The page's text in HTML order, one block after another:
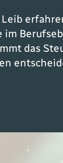
im
das